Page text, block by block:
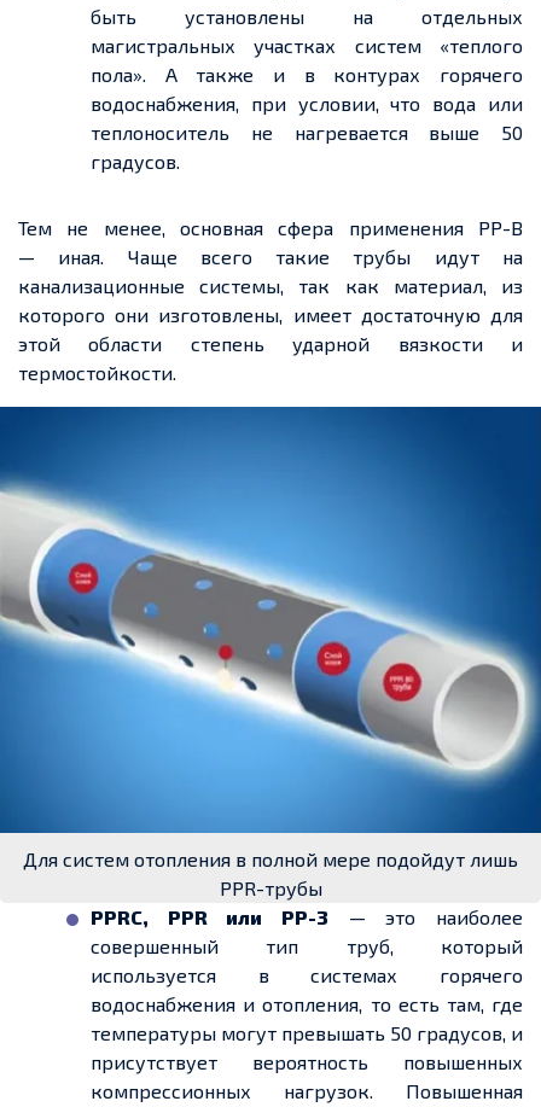
быть установлены на отдельных
магистральных участках систем «теплого
пола». А также и в контурах горячего
водоснабжения, при условии, что вода или
теплоноситель не нагревается выше 50
градусов.
Тем не менее, основная сфера применения РР-В
— иная. Чаще всего такие трубы идут на
канализационные системы, так как материал, из
которого они изготовлены, имеет достаточную для
этой области степень ударной вязкости и
термостойкости.
Для систем отопления в полной мере подойдут лишь
РРR-трубы
РРRC, РРR или РР-3 — это наиболее
совершенный тип труб, который
используется в системах горячего
водоснабжения и отопления, то есть там, где
температуры могут превышать 50 градусов, и
присутствует вероятность повышенных
компрессионных нагрузок. Повышенная